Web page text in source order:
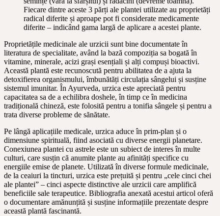
Fiecare dintre aceste 3 părți ale plantei utilizate au proprietăți
radical diferite și aproape pot fi considerate medicamente
diferite – indicând gama largă de aplicare a acestei plante.
Proprietățile medicinale ale urzicii sunt bine documentate în
literatura de specialitate, având la bază compoziția sa bogată în
vitamine, minerale, acizi grași esențiali și alți compuși bioactivi.
Această plantă este recunoscută pentru abilitatea de a ajuta la
detoxifierea organismului, îmbunătăți circulația sângelui și susține
sistemul imunitar. În Ayurveda, urzica este apreciată pentru
capacitatea sa de a echilibra doshele, în timp ce în medicina
tradițională chineză, este folosită pentru a tonifia sângele și pentru a
trata diverse probleme de sănătate.
Pe lângă aplicațiile medicale, urzica aduce în prim-plan și o
dimensiune spirituală, fiind asociată cu diverse energii planetare.
Conexiunea plantei cu astrele este un subiect de interes în multe
culturi, care susțin că anumite plante au afinități specifice cu
energiile emise de planete. Utilizată în diverse formule medicinale,
de la ceaiuri la tincturi, urzica este prețuită și pentru „cele cinci chei
ale plantei” – cinci aspecte distinctive ale urzicii care amplifică
beneficiile sale terapeutice. Bibliografia anexată acestui articol oferă
o documentare amănunțită și susține informațiile prezentate despre
această plantă fascinantă.